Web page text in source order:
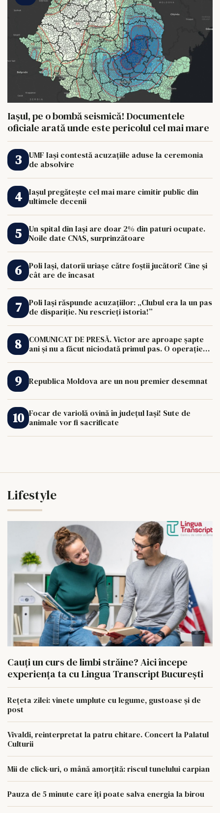
Iașul, pe o bombă seismică! Documentele
oficiale arată unde este pericolul cel mai mare
UMF Iași contestă acuzațiile aduse la ceremonia
de absolvire
Iașul pregătește cel mai mare cimitir public din
ultimele decenii
Un spital din Iași are doar 2% din paturi ocupate.
Noile date CNAS, surprinzătoare
Poli Iași, datorii uriașe către foștii jucători! Cine și
cât are de încasat
Poli Iași răspunde acuzațiilor: „Clubul era la un pas
de dispariție. Nu rescrieți istoria!”
COMUNICAT DE PRESĂ. Victor are aproape șapte
ani și nu a făcut niciodată primul pas. O operație
Republica Moldova are un nou premier desemnat
Focar de variolă ovină în județul Iași! Sute de
animale vor fi sacrificate
Lifestyle
Cauți un curs de limbi străine? Aici începe
experiența ta cu Lingua Transcript București
Rețeta zilei: vinete umplute cu legume, gustoase și de
post
Vivaldi, reinterpretat la patru chitare. Concert la Palatul
Culturii
Mii de click-uri, o mână amorțită: riscul tunelului carpian
Pauza de 5 minute care îți poate salva energia la birou